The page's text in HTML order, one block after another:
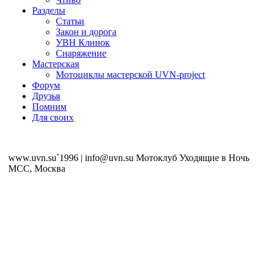
Разделы
Статьи
Закон и дорога
УВН Клинок
Снаряжение
Мастерская
Мотоциклы мастерской UVN-project
Форум
Друзья
Помним
Для своих
www.uvn.su`1996 | info@uvn.su Мотоклуб Уходящие в Ночь
MCC, Москва